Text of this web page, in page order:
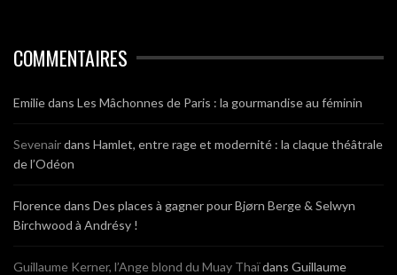
COMMENTAIRES
Emiliedans Les Mâchonnes de Paris : la gourmandise au féminin
Sevenairdans Hamlet, entre rage et modernité : la claque théâtrale
de l’Odéon
Florencedans Des places à gagner pour Bjørn Berge & Selwyn
Birchwood à Andrésy !
Guillaume Kerner, l’Ange blond du Muay Thaïdans Guillaume